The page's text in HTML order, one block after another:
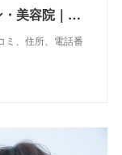
美容室 NYNY 加古川店｜ヘアサロン・美容院｜ニューヨークニューヨーク
ミ、住所、電話番